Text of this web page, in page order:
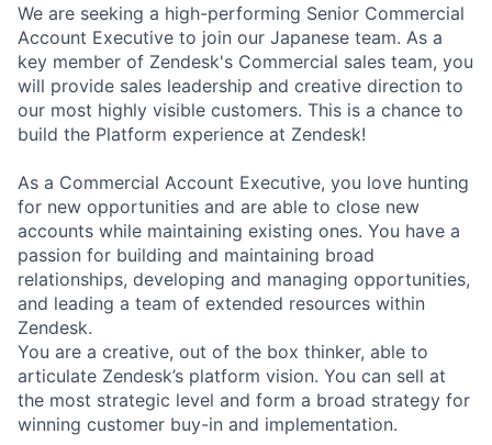
We are seeking a high-performing Senior Commercial
Account Executive to join our Japanese team. As a
key member of Zendesk's Commercial sales team, you
will provide sales leadership and creative direction to
our most highly visible customers. This is a chance to
build the Platform experience at Zendesk!
As a Commercial Account Executive, you love hunting
for new opportunities and are able to close new
accounts while maintaining existing ones. You have a
passion for building and maintaining broad
relationships, developing and managing opportunities,
and leading a team of extended resources within
Zendesk.
You are a creative, out of the box thinker, able to
articulate Zendesk’s platform vision. You can sell at
the most strategic level and form a broad strategy for
winning customer buy-in and implementation.